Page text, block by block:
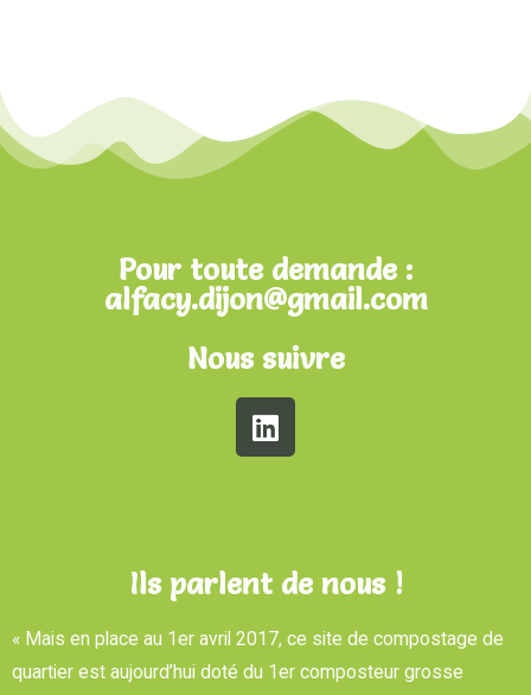
Pour toute demande :
alfacy.dijon@gmail.com
Nous suivre
Ils parlent de nous !
« Mais en place au 1er avril 2017, ce site de compostage de
quartier est aujourd’hui doté du 1er composteur grosse